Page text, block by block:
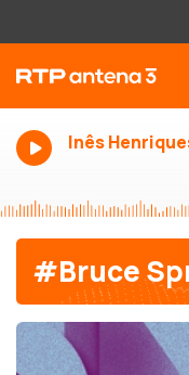
Inês
#Bruce